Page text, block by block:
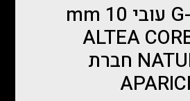
G-3146 עובי 10 mm
‏ALTEA
NATURAL חברת
APARICI